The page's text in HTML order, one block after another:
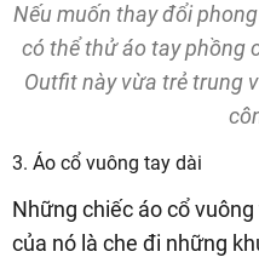
Nếu muốn thay đổi
có thể thử áo tay phồng
Outfit này vừa trẻ trung
3. Áo cổ vuông tay dài
Những chiếc áo cổ
của nó là che đi những